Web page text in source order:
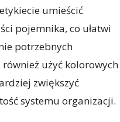
umieścić
pojemnika, co ułatwi
potrzebnych
użyć kolorowych
zwiększyć
systemu organizacji.